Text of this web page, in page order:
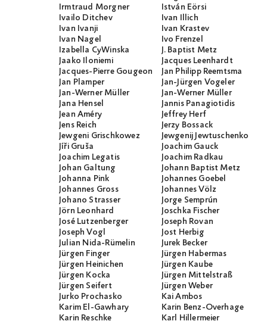
Irmtraud Morgner
István Eörsi
Ivailo Ditchev
Ivan Illich
Ivan Ivanji
Ivan Krastev
Ivan Nagel
Ivo Frenzel
Izabella CyWinska
J. Baptist Metz
Jaako Iloniemi
Jacques Leenhardt
Jacques-Pierre Gougeon
Jan Philipp Reemtsma
Jan Plamper
Jan-Jürgen Vogeler
Jan-Werner Müller
Jan-Werner Müller
Jana Hensel
Jannis Panagiotidis
Jean Améry
Jeffrey Herf
Jens Reich
Jerzy Bossack
Jewgeni Grischkowez
Jewgenij Jewtuschenko
Jíři Gruša
Joachim Gauck
Joachim Legatis
Joachim Radkau
Johan Galtung
Johann Baptist Metz
Johanna Pink
Johannes Goebel
Johannes Gross
Johannes Völz
Johano Strasser
Jorge Semprún
Jörn Leonhard
Joschka Fischer
José Lutzenberger
Joseph Rovan
Joseph Vogl
Jost Herbig
Julian Nida-Rümelin
Jurek Becker
Jürgen Finger
Jürgen Habermas
Jürgen Heinichen
Jürgen Kaube
Jürgen Kocka
Jürgen Mittelstraß
Jürgen Seifert
Jürgen Weber
Jurko Prochasko
Kai Ambos
Karim El-Gawhary
Karin Benz-Overhage
Karin Reschke
Karl Hillermeier